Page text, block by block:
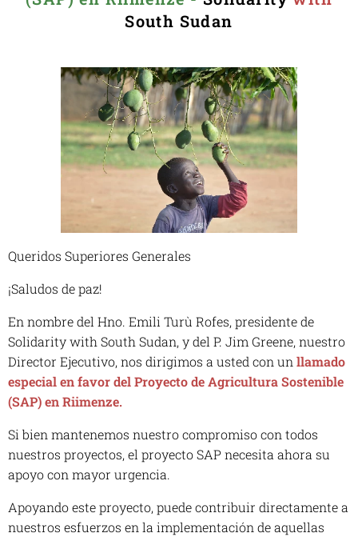
South Sudan
Queridos Superiores Generales
¡Saludos de paz!
En nombre del Hno. Emili Turù Rofes, presidente de
Solidarity with South Sudan, y del P. Jim Greene, nuestro
Director Ejecutivo, nos dirigimos a usted con un llamado
especial en favor del Proyecto de Agricultura Sostenible
(SAP) en Riimenze.
Si bien mantenemos nuestro compromiso con todos
nuestros proyectos, el proyecto SAP necesita ahora su
apoyo con mayor urgencia.
Apoyando este proyecto, puede contribuir directamente a
nuestros esfuerzos en la implementación de aquellas